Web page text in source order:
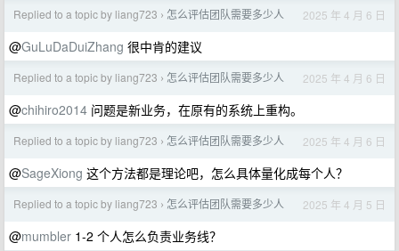
Replied to a topic by liang723 › 怎么评估团队需要多少人 2025 年 4 月 6 日
@GuLuDaDuiZhang 很中肯的建议
Replied to a topic by liang723 › 怎么评估团队需要多少人 2025 年 4 月 6 日
@chihiro2014 问题是新业务，在原有的系统上重构。
Replied to a topic by liang723 › 怎么评估团队需要多少人 2025 年 4 月 6 日
@SageXiong 这个方法都是理论吧，怎么具体量化成每个人？
Replied to a topic by liang723 › 怎么评估团队需要多少人 2025 年 4 月 5 日
@mumbler 1-2 个人怎么负责业务线？